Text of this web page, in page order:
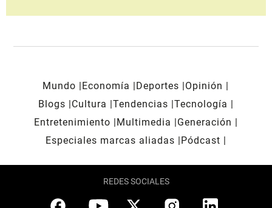
Mundo Economía Deportes
Opinión
Blogs
Cultura Tendencias Tecnología
Entretenimiento
Multimedia
Generación
Especiales marcas aliadas
Pódcast
REDES SOCIALES